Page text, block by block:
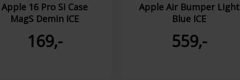
Apple 16 Pro Si Case
MagS Demin ICE
169,-
Apple Air Bumper Light
Blue ICE
559,-